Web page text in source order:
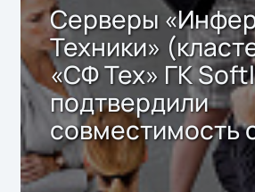
Серверы
Техники»
«СФ Тех» ГК
подтвердили
совместимость
решением Sharx
Storage 2.x для